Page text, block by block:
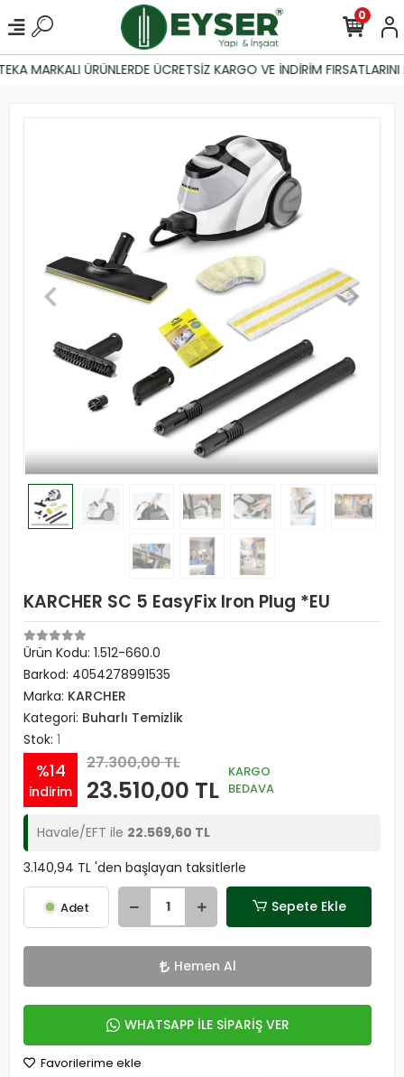
MARKALI ÜRÜNLERDE ÜCRETSİZ KARGO VE İNDİRİM FIRSATLARINI
0
KARCHER SC 5 EasyFix Iron Plug *EU
Ürün Kodu: 1.512-660.0
Barkod: 4054278991535
Marka: KARCHER
Kategori: Buharlı Temizlik
Stok: 1
%14
indirim
27.300,00 TL
23.510,00 TL
KARGO
BEDAVA
Havale/EFT ile 22.569,60 TL
3.140,94 TL 'den başlayan taksitlerle
Adet Sepete Ekle
Hemen Al
WHATSAPP İLE SİPARİŞ VER
Favorilerime ekle